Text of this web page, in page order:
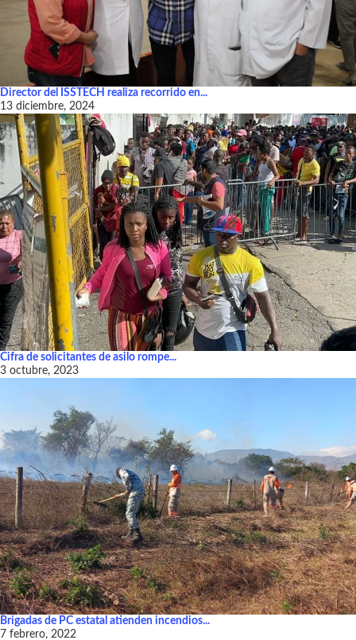
Director del ISSTECH realiza recorrido en...
13 diciembre, 2024
Cifra de solicitantes de asilo rompe...
3 octubre, 2023
Brigadas de PC estatal atienden incendios...
7 febrero, 2022